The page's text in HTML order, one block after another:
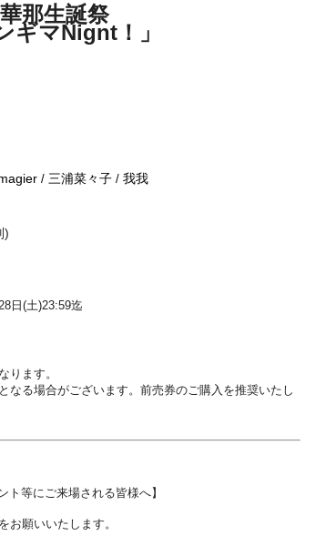
華那生誕祭
ギマNignt！」
/ 三浦菜々子 / 我我
)
日(土)23:59迄
ります。
なる場合がございます。前売券のご購入を推奨いたし
等にご来場される皆様へ】
お願いいたします。